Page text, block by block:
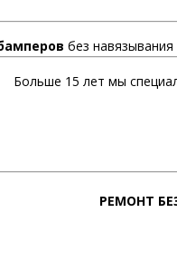
без
Больше 15 лет мы
РЕМОНТ